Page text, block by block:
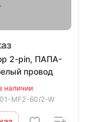
2-pin, ПАПА-
провод
наличии
MF2-60/2-W